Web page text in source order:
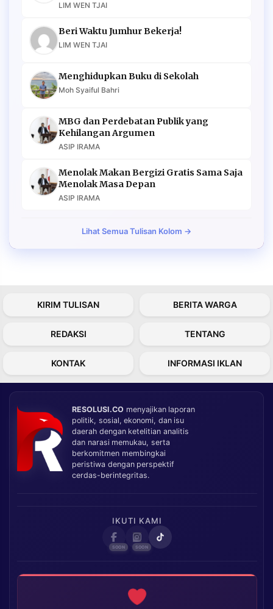
LIM WEN TJAI
Beri Waktu Jumhur Bekerja!
LIM WEN TJAI
Menghidupkan Buku di Sekolah
Moh Syaiful Bahri
MBG dan Perdebatan Publik yang
Kehilangan Argumen
ASIP IRAMA
Menolak Makan Bergizi Gratis Sama Saja
Menolak Masa Depan
ASIP IRAMA
Lihat Semua Tulisan Kolom →
KIRIM TULISAN BERITA WARGA
REDAKSI TENTANG
KONTAK INFORMASI IKLAN
RESOLUSI.CO menyajikan laporan
politik, sosial, ekonomi, dan isu
daerah dengan ketelitian analitis
dan narasi memukau, serta
berkomitmen membingkai
peristiwa dengan perspektif
cerdas-berintegritas.
IKUTI KAMI